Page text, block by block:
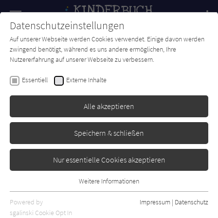
SUCHE Forum Charts Newsletter
Jacqueline Davies
Alice und die Geister von
Schneiderbuch
Datenschutzeinstellungen
Auf unserer Webseite werden Cookies verwendet. Einige davon werden
zwingend benötigt, während es uns andere ermöglichen, Ihre
Nutzererfahrung auf unserer Webseite zu verbessern.
Essentiell Externe Inhalte
Alle akzeptieren
Speichern & schließen
Nur essentielle Cookies akzeptieren
Essentielle Cookies werden für grundlegende Funktionen der
Webseite benötigt. Dadurch ist gewährleistet, dass die Webseite
Weitere Informationen
Powered by
sgalinski Cookie Opt In
Impressum | Datenschutz